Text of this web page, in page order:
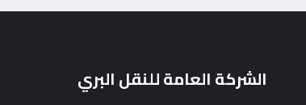
الشركة العامة للنقل البري